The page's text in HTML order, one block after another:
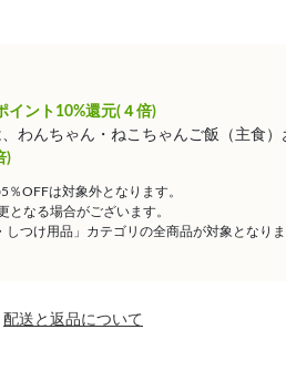
イント10%還元(４倍)
わんちゃん・ねこちゃんご飯（主食）
)
OFFは対象外となります。
となる場合がございます。
しつけ用品」カテゴリの全商品が対象となり
配送と返品について